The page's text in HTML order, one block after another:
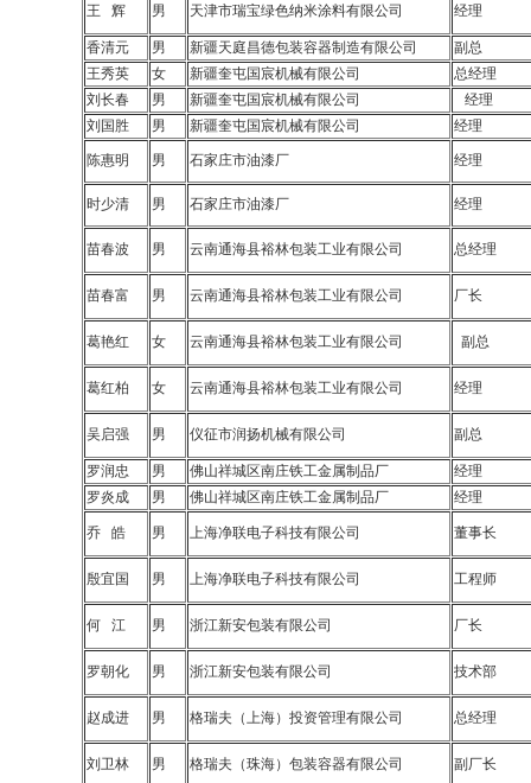
王 辉 男 天津市瑞宝绿色纳米涂料有限公司 经理
香清元 男 新疆天庭昌德包装容器制造有限公司
副总
王秀英
女 新疆奎屯国宸机械有限公司
总经理
刘长春
男 新疆奎屯国宸机械有限公司
经理
刘国胜
男 新疆奎屯国宸机械有限公司 经理
陈惠明 男 石家庄市油漆厂 经理
时少清 男 石家庄市油漆厂 经理
苗春波 男 云南通海县裕林包装工业有限公司 总经理
苗春富 男 云南通海县裕林包装工业有限公司 厂长
葛艳红 女 云南通海县裕林包装工业有限公司 副总
葛红柏 女 云南通海县裕林包装工业有限公司 经理
吴启强 男 仪征市润扬机械有限公司 副总
罗润忠 男 佛山祥城区南庄铁工金属制品厂
经理
罗炎成
男 佛山祥城区南庄铁工金属制品厂 经理
乔 皓 男 上海净联电子科技有限公司 董事长
殷宜国 男 上海净联电子科技有限公司 工程师
何 江 男 浙江新安包装有限公司 厂长
罗朝化 男 浙江新安包装有限公司 技术部
赵成进 男 格瑞夫（上海）投资管理有限公司 总经理
刘卫林 男 格瑞夫（珠海）包装容器有限公司 副厂长